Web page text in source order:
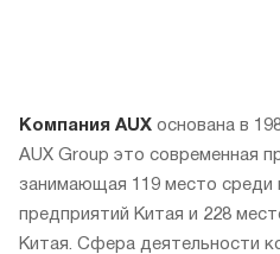
Компания AUX основана в
AUX Group это современная
занимающая 119 место среди
предприятий Китая и 228
Китая. Сфера деятельности